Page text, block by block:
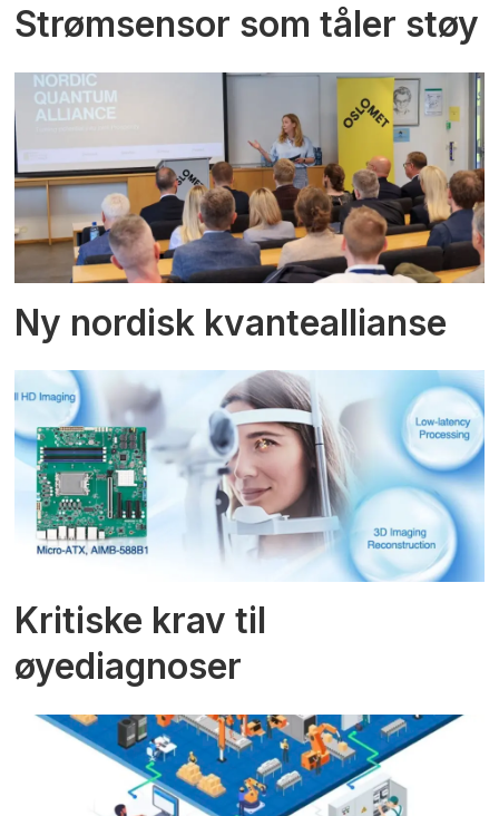
Strømsensor som tåler støy
Ny nordisk kvanteallianse
Kritiske krav til
øyediagnoser